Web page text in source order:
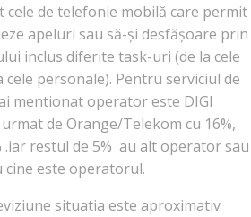
cele de telefonie mobilă care permit
apeluri sau să-și desfășoare prin
inclus diferite task-uri (de la cele
personale). Pentru serviciul de
mentionat operator este DIGI
urmat de Orange/Telekom cu 16%,
.iar restul de 5% au alt operator sau
cine este operatorul.
situatia este aproximativ